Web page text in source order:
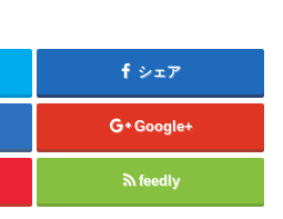
シェア
Google+
feedly